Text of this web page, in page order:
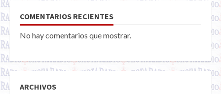
COMENTARIOS RECIENTES
No hay comentarios que mostrar.
ARCHIVOS